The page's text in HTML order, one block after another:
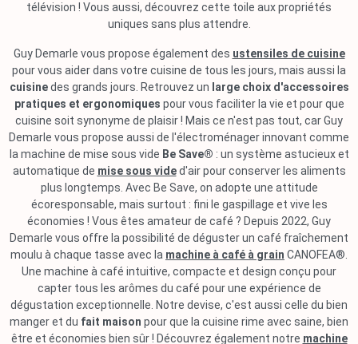
télévision ! Vous aussi, découvrez cette toile aux propriétés
uniques sans plus attendre.
Guy Demarle vous propose également des ustensiles de cuisine
pour vous aider dans votre cuisine de tous les jours, mais aussi la
cuisinedes grands jours. Retrouvez un large choix d'accessoires
pratiques et ergonomiques pour vous faciliter la vie et pour que
cuisine soit synonyme de plaisir ! Mais ce n'est pas tout, car Guy
Demarle vous propose aussi de l'électroménager innovant comme
la machine de mise sous vide Be Save® : un système astucieux et
automatique de mise sous vided'air pour conserver les aliments
plus longtemps. Avec Be Save, on adopte une attitude
écoresponsable, mais surtout : fini le gaspillage et vive les
économies ! Vous êtes amateur de café ? Depuis 2022, Guy
Demarle vous offre la possibilité de déguster un café fraîchement
moulu à chaque tasse avec la machine à café à grain CANOFEA®.
Une machine à café intuitive, compacte et design conçu pour
capter tous les arômes du café pour une expérience de
dégustation exceptionnelle. Notre devise, c'est aussi celle du bien
manger et du fait maison pour que la cuisine rime avec saine, bien
être et économies bien sûr ! Découvrez également notre machine